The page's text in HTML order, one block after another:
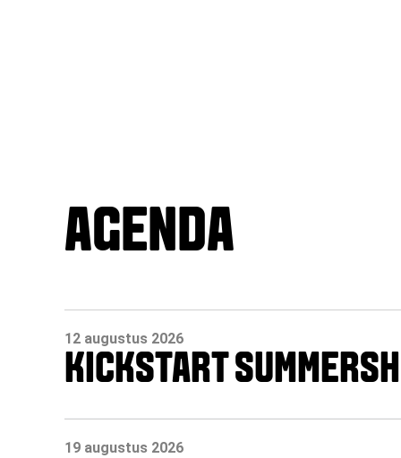
AGENDA
12 augustus 2026
KICKSTART
19 augustus 2026